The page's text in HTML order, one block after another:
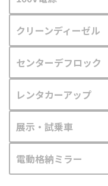
クリーンディーゼル
センターデフロック
レンタカーアップ
展示・試乗車
電動格納ミラー